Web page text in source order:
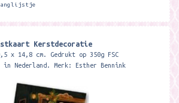
Kerstdecoratie
x 14,8 cm. Gedrukt op 350g FSC
Nederland. Merk: Esther Bennink